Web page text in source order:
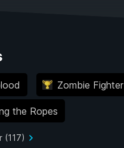
Zombie Fighter
the Ropes
(117)